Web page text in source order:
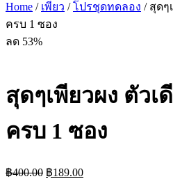
Home / เพียว /โปรชุดทดลอง / สุดๆ
ครบ 1 ซอง
ลด 53%
สุดๆเพียวผง ตัว
ครบ 1 ซอง
฿400.00 ฿189.00